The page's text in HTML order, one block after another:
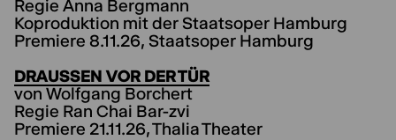
Regie Anna Bergmann
Koproduktion mit der Staatsoper Hamburg
Premiere 8.11.26, Staatsoper Hamburg
DRAUSSEN VOR DER TÜR
von Wolfgang Borchert
Regie Ran Chai Bar-zvi
Premiere 21.11.26, Thalia Theater